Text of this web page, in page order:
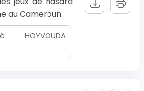
au Cameroun